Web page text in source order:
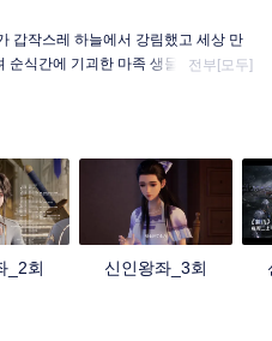
갑작스레 하늘에서 강림했고 세상 만
순식간에 기괴한 마족 생물로 변이하
육대 성전의 기사가 되었고 그 뒤로부
운명적인 사랑과 우정이 연달아 그의
전부[모두]
_2회 신인왕좌_3회